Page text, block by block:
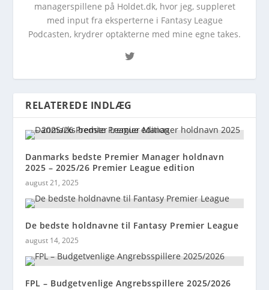
managerspillene på Holdet.dk, hvor jeg, suppleret
med input fra eksperterne i Fantasy League
Podcasten, krydrer optakterne med mine egne takes.
RELATEREDE INDLÆG
Danmarks bedste Premier Manager holdnavn
2025 – 2025/26 Premier League edition
august 21, 2025
De bedste holdnavne til Fantasy Premier League
august 14, 2025
FPL – Budgetvenlige Angrebsspillere 2025/2026